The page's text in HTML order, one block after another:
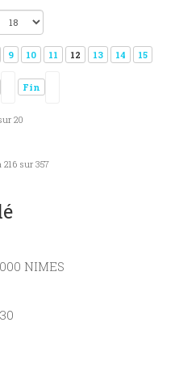
9 10 11 12 13 14 15
Fin
20
216 sur 357
NIMES